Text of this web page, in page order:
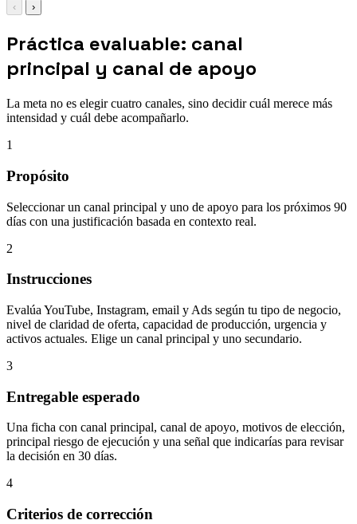
‹ ›
Práctica evaluable: canal
principal y canal de apoyo
La meta no es elegir cuatro canales, sino decidir cuál merece más
intensidad y cuál debe acompañarlo.
1
Propósito
Seleccionar un canal principal y uno de apoyo para los próximos 90
días con una justificación basada en contexto real.
2
Instrucciones
Evalúa YouTube, Instagram, email y Ads según tu tipo de negocio,
nivel de claridad de oferta, capacidad de producción, urgencia y
activos actuales. Elige un canal principal y uno secundario.
3
Entregable esperado
Una ficha con canal principal, canal de apoyo, motivos de elección,
principal riesgo de ejecución y una señal que indicarías para revisar
la decisión en 30 días.
4
Criterios de corrección